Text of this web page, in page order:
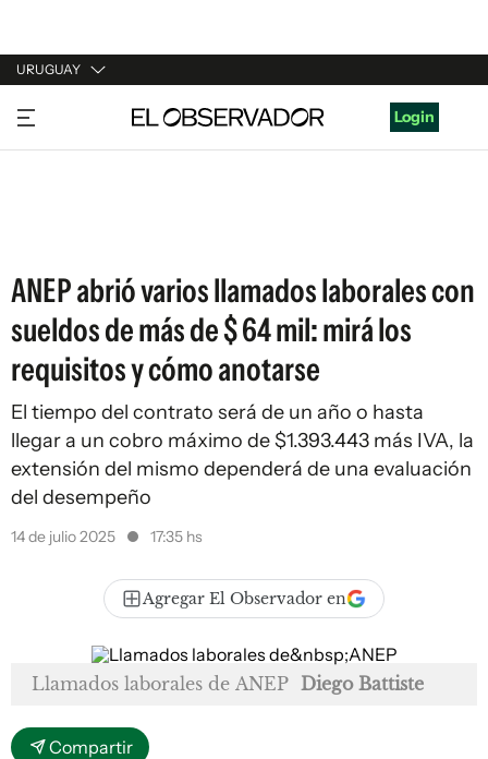
URUGUAY
URUGUAY
ARGENTINA
Login
ANEP abrió varios llamados laborales con
sueldos de más de $ 64 mil: mirá los
requisitos y cómo anotarse
El tiempo del contrato será de un año o hasta
llegar a un cobro máximo de $1.393.443 más IVA, la
extensión del mismo dependerá de una evaluación
del desempeño
14 de julio 2025 17:35 hs
Agregar El Observador en
Llamados laborales de ANEP Diego Battiste
Compartir